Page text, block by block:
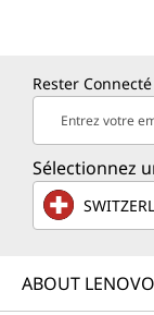
Rester Connecté
Entrez votre
Sélectionnez
ABOUT LENOVO